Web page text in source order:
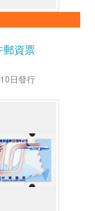
郵資票
日發行